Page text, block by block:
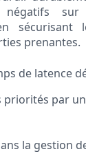
sécurisant
prenantes.
de latence
priorités par
la gestion